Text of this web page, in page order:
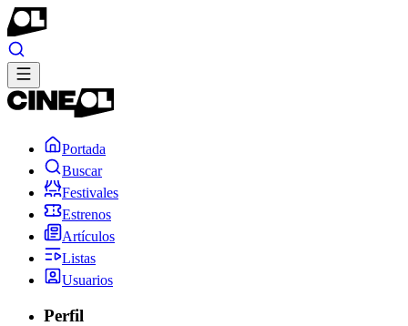
Portada
Buscar
Festivales
Estrenos
Artículos
Listas
Usuarios
Perfil